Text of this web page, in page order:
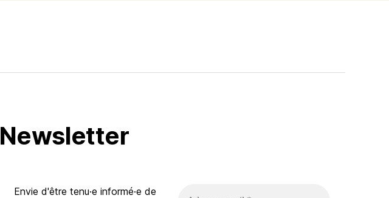
Newsletter
Envie d'être tenu·e informé·e de